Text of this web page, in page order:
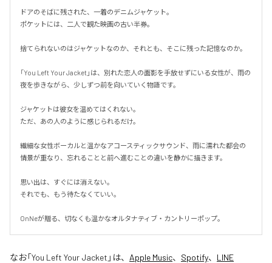
ドアのそばに残された、一着のデニムジャケット。
ポケットには、二人で観た映画の古い半券。
捨てられないのはジャケットなのか、それとも、そこに残った記憶なのか。
「You Left Your Jacket」は、別れた恋人の面影を手放せずにいる女性が、雨の
夜を歩きながら、少しずつ前を向いていく物語です。
ジャケットは彼女を温めてはくれない。
ただ、あの人のように感じられるだけ。
繊細な女性ボーカルと温かなアコースティックサウンド、雨に濡れた都会の
情景が重なり、忘れることと前へ進むことの違いを静かに描きます。
思い出は、すぐには消えない。
それでも、もう待たなくていい。
OnNeが贈る、切なくも温かなオルタナティブ・カントリーポップ。
なお「You Left Your Jacket 」は、 Apple Music、 Spotify、 LINE